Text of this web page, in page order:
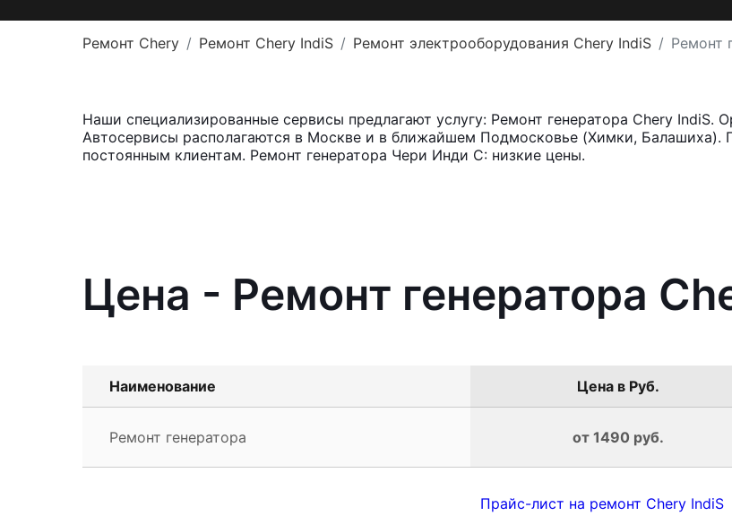
Ремонт Chery Ремонт Chery IndiS Ремонт электрооборудования Chery IndiS Ремонт
Наши специализированные сервисы предлагают услугу: Ремонт генератора Chery IndiS.
Автосервисы располагаются в Москве и в ближайшем Подмосковье (Химки, Балашиха).
постоянным клиентам. Ремонт генератора Чери Инди С: низкие цены.
Цена - Ремонт генератора
Наименование Цена в Руб.
Ремонт генератора от 1490 руб.
Прайс-лист на ремонт Chery IndiS